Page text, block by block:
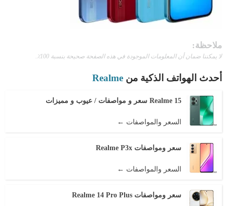
ملاحظة:
لا يمكننا ضمان أن المعلومات الموجودة في هذه الصفحة صحيحة بنسبة 100٪.
أحدث الهواتف الذكية من Realme
Realme 15 سعر و مواصفات / عيوب و مميزات
السعر والمواصفات ←
سعر ومواصفات Realme P3x
السعر والمواصفات ←
سعر ومواصفات Realme 14 Pro Plus